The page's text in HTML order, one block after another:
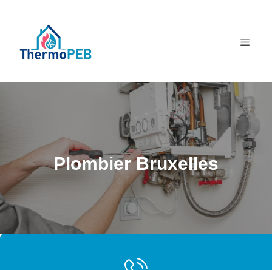
contenu
Plombier Bruxelles